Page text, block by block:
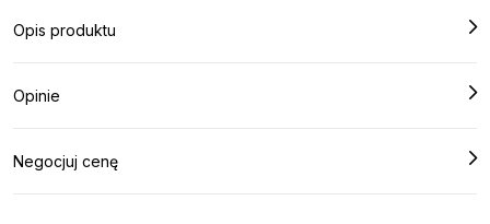
Opis produktu
Opinie
Negocjuj cenę